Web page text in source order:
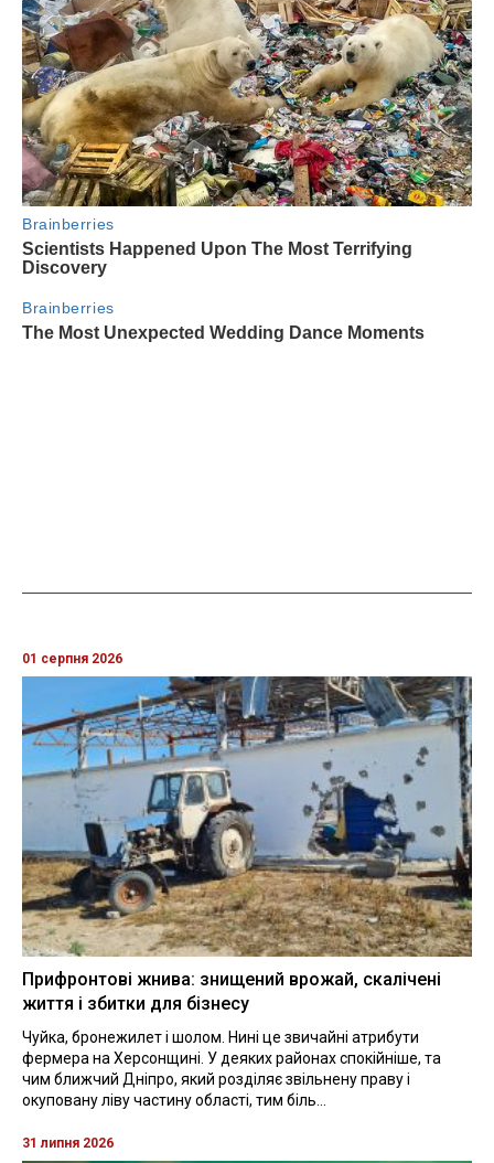
01 серпня 2026
Прифронтові жнива: знищений врожай, скалічені
життя і збитки для бізнесу
Чуйка, бронежилет і шолом. Нині це звичайні атрибути
фермера на Херсонщині. У деяких районах спокійніше, та
чим ближчий Дніпро, який розділяє звільнену праву і
окуповану ліву частину області, тим біль...
31 липня 2026